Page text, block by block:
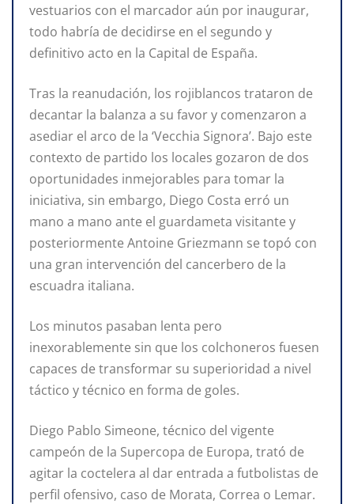
vestuarios con el marcador aún por inaugurar,
todo habría de decidirse en el segundo y
definitivo acto en la Capital de España.
Tras la reanudación, los rojiblancos trataron de
decantar la balanza a su favor y comenzaron a
asediar el arco de la ‘Vecchia Signora’. Bajo este
contexto de partido los locales gozaron de dos
oportunidades inmejorables para tomar la
iniciativa, sin embargo, Diego Costa erró un
mano a mano ante el guardameta visitante y
posteriormente Antoine Griezmann se topó con
una gran intervención del cancerbero de la
escuadra italiana.
Los minutos pasaban lenta pero
inexorablemente sin que los colchoneros fuesen
capaces de transformar su superioridad a nivel
táctico y técnico en forma de goles.
Diego Pablo Simeone, técnico del vigente
campeón de la Supercopa de Europa, trató de
agitar la coctelera al dar entrada a futbolistas de
perfil ofensivo, caso de Morata, Correa o Lemar.